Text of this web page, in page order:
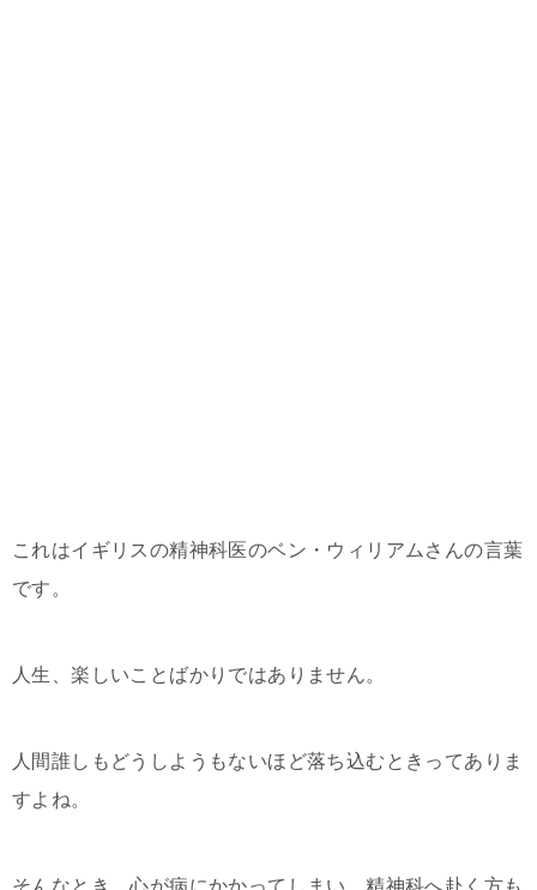
これはイギリスの精神科医のベン・ウィリアムさんの言葉
です。
人生、楽しいことばかりではありません。
人間誰しもどうしようもないほど落ち込むときってありま
すよね。
そんなとき、心が病にかかってしまい、精神科へ赴く方も